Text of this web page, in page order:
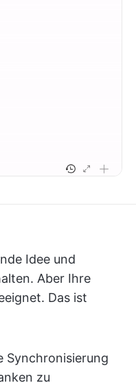
Idee und
Aber Ihre
Das ist
Synchronisierung
zu